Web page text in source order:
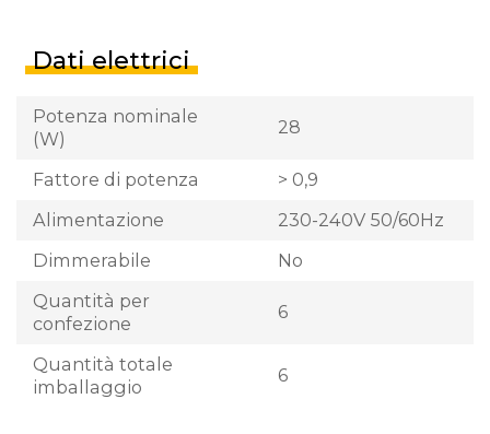
Dati elettrici
Potenza nominale
(W)
28
Fattore di potenza
> 0,9
Alimentazione
230-240V 50/60Hz
Dimmerabile
No
Quantità per
confezione
6
Quantità totale
imballaggio
6